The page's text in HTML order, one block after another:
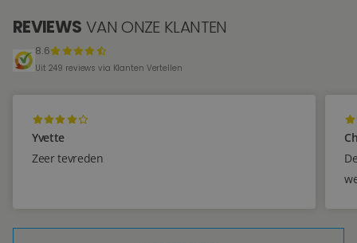
REVIEWS VAN ONZE KLANTEN
8.6
Uit 249 reviews via Klanten Vertellen
Yvette
Zeer tevreden